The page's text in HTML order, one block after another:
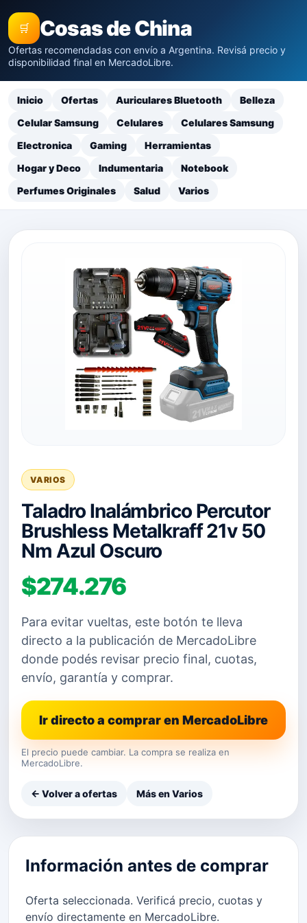
🛒 Cosas de China
Ofertas recomendadas con envío a Argentina. Revisá precio y
disponibilidad final en MercadoLibre.
Inicio Ofertas Auriculares Bluetooth
Belleza
Celular Samsung
Celulares
Celulares Samsung
Electronica
Gaming
Herramientas
Hogar y Deco
Indumentaria
Notebook
Perfumes Originales
Salud Varios
VARIOS
Taladro Inalámbrico Percutor
Brushless Metalkraff 21v 50
Nm Azul Oscuro
$274.276
Para evitar vueltas, este botón te lleva
directo a la publicación de MercadoLibre
donde podés revisar precio final, cuotas,
envío, garantía y comprar.
Ir directo a comprar en MercadoLibre
El precio puede cambiar. La compra se realiza en
MercadoLibre.
← Volver a ofertas Más en Varios
Información antes de comprar
Oferta seleccionada. Verificá precio, cuotas y
envío directamente en MercadoLibre.